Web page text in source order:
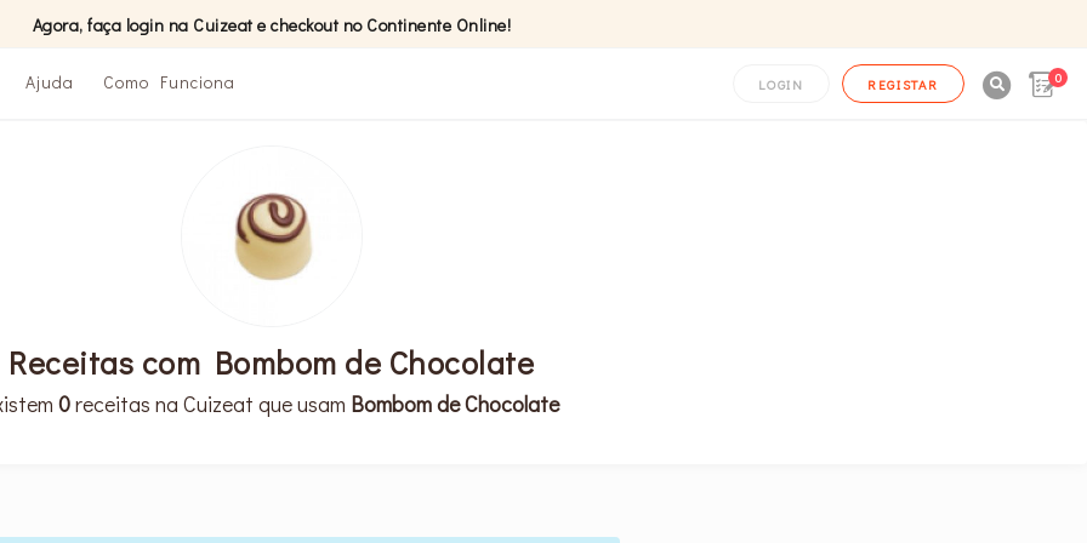
Agora, faça login na Cuizeat e checkout no Continente Online!
Ajuda Como Funciona LOGIN REGISTAR 0
Receitas com Bombom de Chocolate
0receitas na Cuizeat que usam Bombom de Chocolate